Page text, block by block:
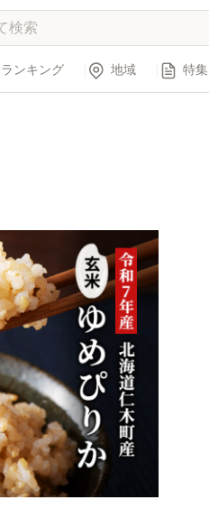
ランキング 地域 特集